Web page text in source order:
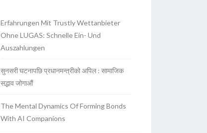
Erfahrungen Mit Trustly Wettanbieter
Ohne LUGAS: Schnelle Ein- Und
Auszahlungen
सुनसरी घटनापछि प्रधानमन्त्रीको अपिल : सामाजिक
सद्भाव जोगाऔं
The Mental Dynamics Of Forming Bonds
With AI Companions